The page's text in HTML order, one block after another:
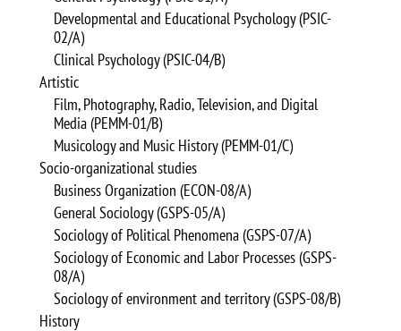
Developmental and Educational Psychology (PSIC-
02/A)
Clinical Psychology (PSIC-04/B)
Artistic
Film, Photography, Radio, Television, and Digital
Media (PEMM-01/B)
Musicology and Music History (PEMM-01/C)
Socio-organizational studies
Business Organization (ECON-08/A)
General Sociology (GSPS-05/A)
Sociology of Political Phenomena (GSPS-07/A)
Sociology of Economic and Labor Processes (GSPS-
08/A)
Sociology of environment and territory (GSPS-08/B)
History